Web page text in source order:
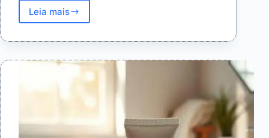
Leia mais
Como
Estresse
sua
Dicas
Cuidado